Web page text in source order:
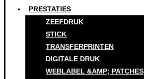
PRESTATIES
ZEEFDRUK
STICK
TRANSFERPRINTEN
DIGITALE DRUK
WEBLABEL &AMP; PATCHES